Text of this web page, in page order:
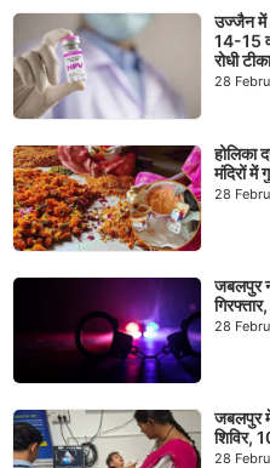
उज्जैन में
14-15
रोधी टीका
28
होलिका
मंदिरों में
28
जबलपुर
28
जबलपुर
शिविर,
28